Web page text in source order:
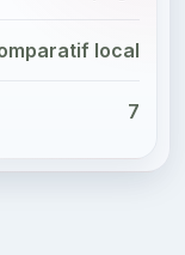
local
7